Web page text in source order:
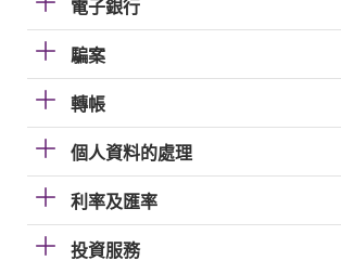
電子銀行
騙案
轉帳
個人資料的處理
利率及匯率
投資服務